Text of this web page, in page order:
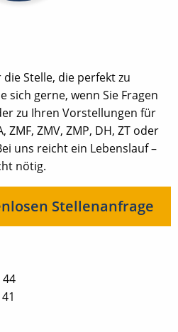
Stelle, die perfekt zu
sich gerne, wenn Sie Fragen
zu Ihren Vorstellungen für
ZMF, ZMV, ZMP, DH, ZT oder
uns reicht ein Lebenslauf –
nötig.
Stellenanfrage
44